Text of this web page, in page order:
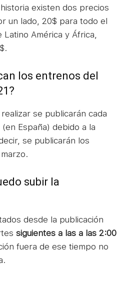
existen dos precios
un lado, 20$ para todo el
Latino América y África,
los entrenos del
se publicarán cada
España) debido a la
se publicarán los
subir la
desde la publicación
siguientes a las a las 2:00
fuera de ese tiempo no